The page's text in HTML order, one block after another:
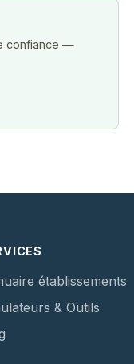
confiance —
établissements
& Outils